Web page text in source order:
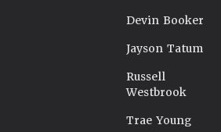
Devin Booker
Jayson Tatum
Russell
Westbrook
Trae Young